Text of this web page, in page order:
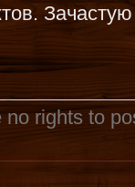
no rights to